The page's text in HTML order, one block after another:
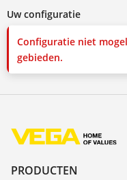
Uw configuratie
Configuratie niet
gebieden.
PRODUCTEN